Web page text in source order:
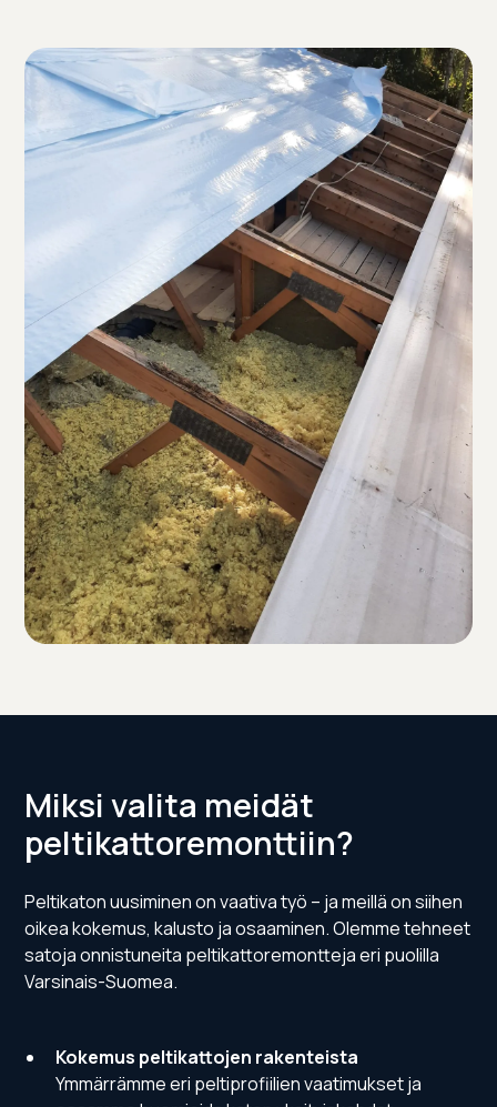
Miksi valita meidät
peltikattoremonttiin?
Peltikaton uusiminen on vaativa työ – ja meillä on siihen
oikea kokemus, kalusto ja osaaminen. Olemme tehneet
satoja onnistuneita peltikattoremontteja eri puolilla
Varsinais-Suomea.
Kokemus peltikattojen rakenteista
Ymmärrämme eri peltiprofiilien vaatimukset ja